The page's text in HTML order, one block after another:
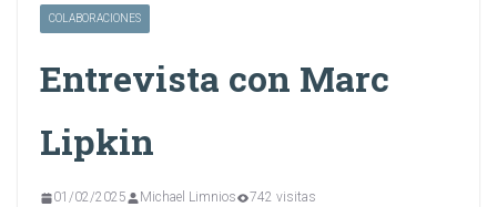
COLABORACIONES
Entrevista con Marc
Lipkin
01/02/2025 Michael Limnios 742 visitas